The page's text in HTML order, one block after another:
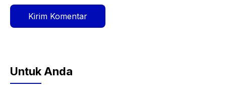
Untuk Anda